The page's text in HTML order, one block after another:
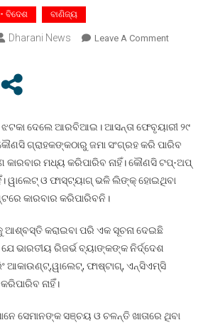
ବିଦେଶ ବାଣିଜ୍ୟ
Dharani News Leave A CommentOn
ଦେଲେ ଆରବିଆଇ। ଆସନ୍ତା ଫେବୃୟାରୀ ୨୯
ଗ୍ରାହକଙ୍କଠାରୁ ଜମା ସଂଗ୍ରହ କରି ପାରିବ
କାରବାର ମଧ୍ୟ କରିପାରିବ ନାହିଁ। କୌଣସି ଟପ୍-ଅପ୍
ୱାଲେଟ୍‌ ଓ ଫାସ୍‌ଟ୍ୟାଗ୍‌ ଭଳି ଲିଙ୍କ୍‌ ହୋଇଥିବା
କାରବାର କରିପାରିବନି।
ଆଶ୍ବସ୍ତି କରାଇବା ପରି ଏକ ସୂଚନା ଦେଇଛି
ଭାରତୀୟ ରିଜର୍ଭ ବ୍ୟାଙ୍କଙ୍କ ନିର୍ଦ୍ଦେଶ
ଆକାଉଣ୍ଟ୍‌,ୱାଲେଟ୍‌, ଫାଷ୍ଟାଗ୍‌, ଏନ୍‌ସିଏମ୍‌ସି
ନାହିଁ।
ସେମାନଙ୍କ ସଞ୍ଚୟ ଓ ଚଳନ୍ତି ଖାତାରେ ଥିବା